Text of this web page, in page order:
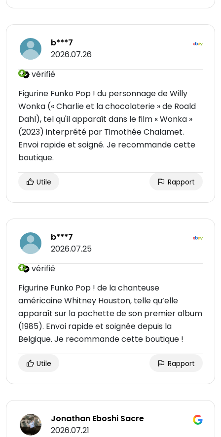
b***7
2026.07.26
vérifié
Figurine Funko Pop ! du personnage de Willy
Wonka (« Charlie et la chocolaterie » de Roald
Dahl), tel qu'il apparaît dans le film « Wonka »
(2023) interprété par Timothée Chalamet.
Envoi rapide et soigné. Je recommande cette
boutique.
Utile Rapport
b***7
2026.07.25
vérifié
Figurine Funko Pop ! de la chanteuse
américaine Whitney Houston, telle qu’elle
apparaît sur la pochette de son premier album
(1985). Envoi rapide et soignée depuis la
Belgique. Je recommande cette boutique !
Utile Rapport
Jonathan Eboshi Sacre
2026.07.21